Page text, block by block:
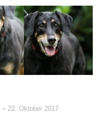
22. Oktober 2017